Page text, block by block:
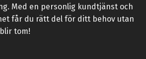
Med en personlig kundtjänst och
får du rätt del för ditt behov utan
tom!